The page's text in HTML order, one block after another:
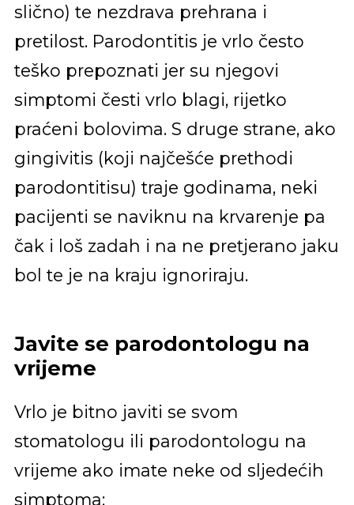
slično) te nezdrava prehrana i
pretilost. Parodontitis je vrlo često
teško prepoznati jer su njegovi
simptomi česti vrlo blagi, rijetko
praćeni bolovima. S druge strane, ako
gingivitis (koji najčešće prethodi
parodontitisu) traje godinama, neki
pacijenti se naviknu na krvarenje pa
čak i loš zadah i na ne pretjerano jaku
bol te je na kraju ignoriraju.
Javite se parodontologu na
vrijeme
Vrlo je bitno javiti se svom
stomatologu ili parodontologu na
vrijeme ako imate neke od sljedećih
simptoma: